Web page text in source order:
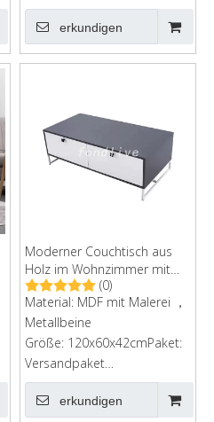
bestellenKartongröße:
120*67*10 cm
erkundigen
Moderner Couchtisch aus
Holz im Wohnzimmer mit
Schubladen (0)
Material: MDF mit Malerei ，
Metallbeine
Größe: 120x60x42cmPaket:
Versandpaket
bestellenKartongröße:
129*66*13erkundigen